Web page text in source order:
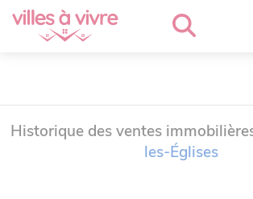
Historique des ventes
les-Églises